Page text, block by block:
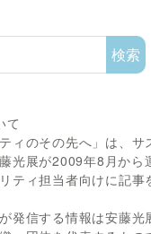
検索
て
ィのその先へ」は、
光展が2009年8月から
ティ担当者向けに記事
発信する情報は安藤光